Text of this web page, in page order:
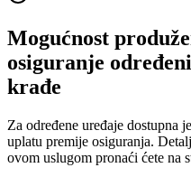
Mogućnost
osiguranje
krađe
Za određene uređaje dostupna
uplatu premije osiguranja.
ovom uslugom pronaći ćete na